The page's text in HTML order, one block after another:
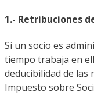
1.- Retribuciones
Si un socio es
tiempo trabaja en
deducibilidad de las
Impuesto sobre